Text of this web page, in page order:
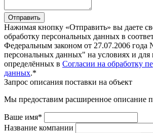
Отправить
Нажимая кнопку «Отправить» вы даете
обработку персональных данных в
Федеральным законом от 27.07.2006
персональных данных" на условиях и для
определённых в Согласии на обработку
данных.*
Запрос описания поставки на объект
Мы предоставим расширенное описание
Ваше имя*
Название компании